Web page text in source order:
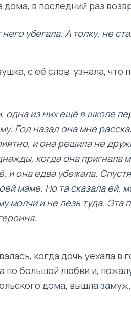
в последний раз
убегала. А толку, не
с её слов, узнала, что
одна из них ещё в школе
Год назад она мне
и она решила не
когда она пригнала
и она едва убежала.
маме. Но та сказала ей,
молчи и не лезь туда. Эта
когда дочь уехала в
по большой любви и,
дома, вышла